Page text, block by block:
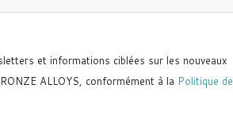
et informations ciblées sur les nouveaux
ALLOYS, conformément à la Politique de